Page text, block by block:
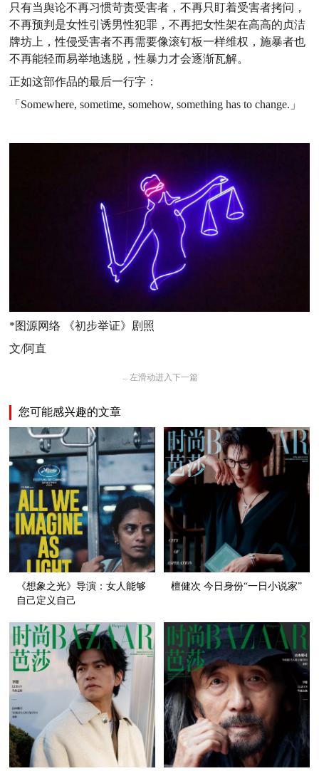
只有当舆论不再习惯苛责受害者，不再只盯着受害者拷问，
不再预判是女性引诱男性犯罪，不再把女性架在高高的贞洁
牌坊上，性侵受害者不再需要像滚钉板一样维权，施暴者也
不再能轻而易举地逃脱，性暴力才会逐渐瓦解。
正如这部作品的最后一行字：
「Somewhere, sometime, somehow, something has to change.」
*图源网络 《初步举证》剧照
文/阿直
← 左滑动进入下一篇
您可能感兴趣的文章
《想象之光》导演：女人能够
自己定义自己
檀健次 今日身份“一日小说家”